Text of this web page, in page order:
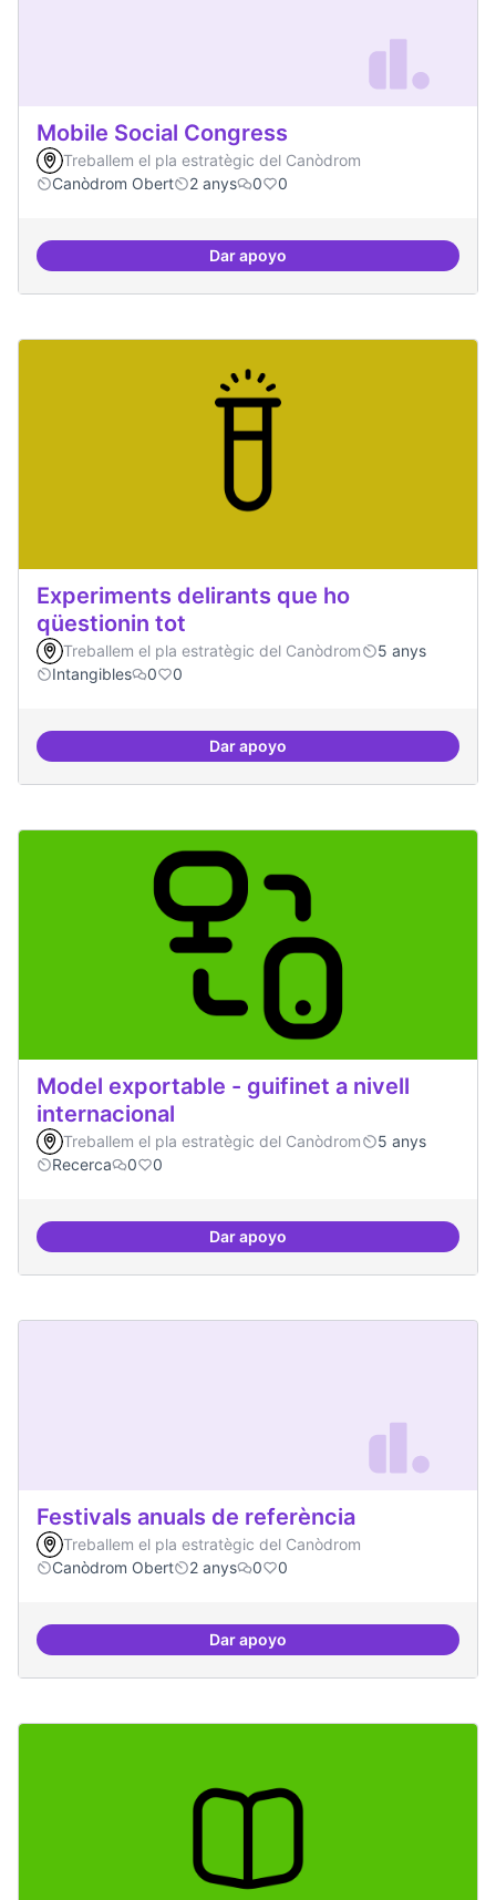
Mobile Social Congress
Treballem el pla estratègic del Canòdrom
Canòdrom Obert
2 anys 0 0
Dar apoyoMobile Social Congress
Experiments delirants que ho
qüestionin tot
Treballem el pla estratègic del Canòdrom
5 anys
Intangibles
0 0
Dar apoyoExperiments delirants que ho
Model exportable - guifinet a nivell
internacional
Treballem el pla estratègic del Canòdrom
5 anys
Recerca
0 0
Dar apoyoModel exportable - guifinet a
Festivals anuals de referència
Treballem el pla estratègic del Canòdrom
Canòdrom Obert
2 anys 0 0
Dar apoyoFestivals anuals de referència